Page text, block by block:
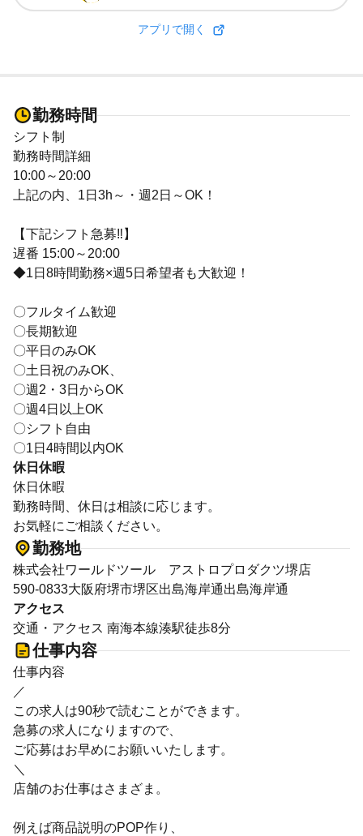
アプリで開く
勤務時間
シフト制
勤務時間詳細
10:00～20:00
上記の内、1日3h～・週2日～OK！
【下記シフト急募‼】
遅番 15:00～20:00
◆1日8時間勤務×週5日希望者も大歓迎！
〇フルタイム歓迎
〇長期歓迎
〇平日のみOK
〇土日祝のみOK、
〇週2・3日からOK
〇週4日以上OK
〇シフト自由
〇1日4時間以内OK
休日休暇
休日休暇
勤務時間、休日は相談に応じます。
お気軽にご相談ください。
勤務地
株式会社ワールドツール アストロプロダクツ堺店
590-0833大阪府堺市堺区出島海岸通出島海岸通
アクセス
交通・アクセス 南海本線湊駅徒歩8分
仕事内容
仕事内容
／
この求人は90秒で読むことができます。
急募の求人になりますので、
ご応募はお早めにお願いいたします。
＼
店舗のお仕事はさまざま。
例えば商品説明のPOP作り、